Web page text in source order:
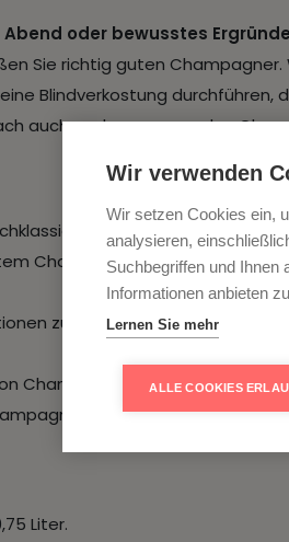
oder bewusstes
Sie richtig guten
Blindverkostung
auch nur hervorragenden
Flaschen (0,75 ltr.)
Champagner-Wissen
zum Thema
Champagner und Speisen
Liter.
Wir verwenden
Wir setzen Cookies ein,
analysieren,
Suchbegriffen und Ihnen
Informationen anbieten
Lernen Sie mehr
ALLE COOKIES